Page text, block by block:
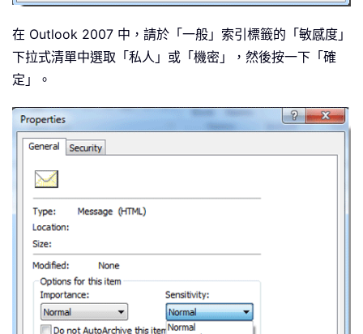
在 Outlook 2007 中，請於「一般」索引標籤的「敏感度」
下拉式清單中選取「私人」或「機密」，然後按一下「確
定」。